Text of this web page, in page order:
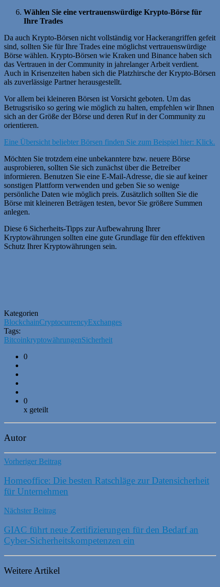
Wählen Sie eine vertrauenswürdige Krypto-Börse für
Ihre Trades
Da auch Krypto-Börsen nicht vollständig vor Hackerangriffen gefeit
sind, sollten Sie für Ihre Trades eine möglichst vertrauenswürdige
Börse wählen. Krypto-Börsen wie Kraken und Binance haben sich
das Vertrauen in der Community in jahrelanger Arbeit verdient.
Auch in Krisenzeiten haben sich die Platzhirsche der Krypto-Börsen
als zuverlässige Partner herausgestellt.
Vor allem bei kleineren Börsen ist Vorsicht geboten. Um das
Betrugsrisiko so gering wie möglich zu halten, empfehlen wir Ihnen
sich an der Größe der Börse und deren Ruf in der Community zu
orientieren.
Eine Übersicht beliebter Börsen finden Sie zum Beispiel hier: Klick.
Möchten Sie trotzdem eine unbekanntere bzw. neuere Börse
ausprobieren, sollten Sie sich zunächst über die Betreiber
informieren. Benutzen Sie eine E-Mail-Adresse, die sie auf keiner
sonstigen Plattform verwenden und geben Sie so wenige
persönliche Daten wie möglich preis. Zusätzlich sollten Sie die
Börse mit kleineren Beträgen testen, bevor Sie größere Summen
anlegen.
Diese 6 Sicherheits-Tipps zur Aufbewahrung Ihrer
Kryptowährungen sollten eine gute Grundlage für den effektiven
Schutz Ihrer Kryptowährungen sein.
Kategorien
BlockchainCryptocurrencyExchanges
Tags:
BitcoinkryptowährungenSicherheit
0
0
x geteilt
Autor
Vorheriger Beitrag
Homeoffice: Die besten Ratschläge zur Datensicherheit
für Unternehmen
Nächster Beitrag
GIAC führt neue Zertifizierungen für den Bedarf an
Cyber-Sicherheitskompetenzen ein
Weitere Artikel